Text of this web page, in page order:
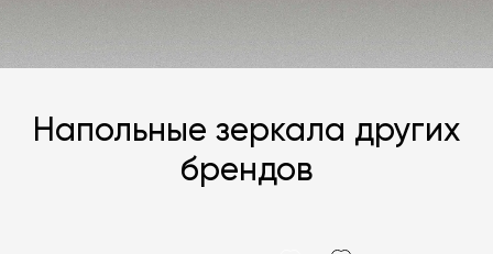
Напольные зеркала других
брендов